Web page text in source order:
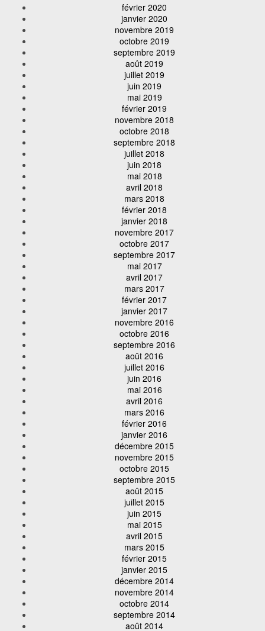
février 2020
janvier 2020
novembre 2019
octobre 2019
septembre 2019
août 2019
juillet 2019
juin 2019
mai 2019
février 2019
novembre 2018
octobre 2018
septembre 2018
juillet 2018
juin 2018
mai 2018
avril 2018
mars 2018
février 2018
janvier 2018
novembre 2017
octobre 2017
septembre 2017
mai 2017
avril 2017
mars 2017
février 2017
janvier 2017
novembre 2016
octobre 2016
septembre 2016
août 2016
juillet 2016
juin 2016
mai 2016
avril 2016
mars 2016
février 2016
janvier 2016
décembre 2015
novembre 2015
octobre 2015
septembre 2015
août 2015
juillet 2015
juin 2015
mai 2015
avril 2015
mars 2015
février 2015
janvier 2015
décembre 2014
novembre 2014
octobre 2014
septembre 2014
août 2014